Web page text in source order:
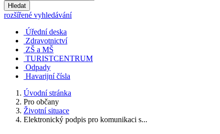
Hledat
rozšířené vyhledávání
Úřední deska
Zdravotnictví
ZŠ a MŠ
TURISTCENTRUM
Odpady
Havarijní čísla
Úvodní stránka
Pro občany
Životní situace
Elektronický podpis pro komunikaci s...